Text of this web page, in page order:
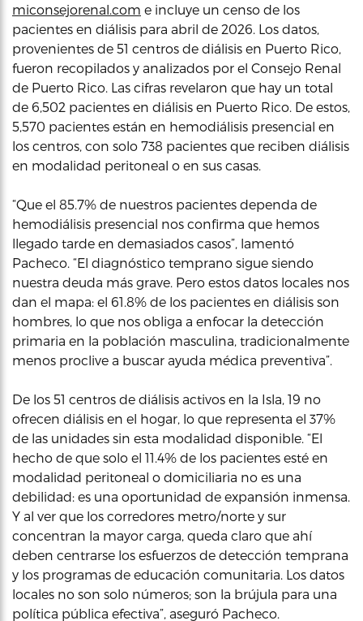
miconsejorenal.com e incluye un censo de los
pacientes en diálisis para abril de 2026. Los datos,
provenientes de 51 centros de diálisis en Puerto Rico,
fueron recopilados y analizados por el Consejo Renal
de Puerto Rico. Las cifras revelaron que hay un total
de 6,502 pacientes en diálisis en Puerto Rico. De estos,
5,570 pacientes están en hemodiálisis presencial en
los centros, con solo 738 pacientes que reciben diálisis
en modalidad peritoneal o en sus casas.
“Que el 85.7% de nuestros pacientes dependa de
hemodiálisis presencial nos confirma que hemos
llegado tarde en demasiados casos”, lamentó
Pacheco. “El diagnóstico temprano sigue siendo
nuestra deuda más grave. Pero estos datos locales nos
dan el mapa: el 61.8% de los pacientes en diálisis son
hombres, lo que nos obliga a enfocar la detección
primaria en la población masculina, tradicionalmente
menos proclive a buscar ayuda médica preventiva”.
De los 51 centros de diálisis activos en la Isla, 19 no
ofrecen diálisis en el hogar, lo que representa el 37%
de las unidades sin esta modalidad disponible. “El
hecho de que solo el 11.4% de los pacientes esté en
modalidad peritoneal o domiciliaria no es una
debilidad: es una oportunidad de expansión inmensa.
Y al ver que los corredores metro/norte y sur
concentran la mayor carga, queda claro que ahí
deben centrarse los esfuerzos de detección temprana
y los programas de educación comunitaria. Los datos
locales no son solo números; son la brújula para una
política pública efectiva”, aseguró Pacheco.